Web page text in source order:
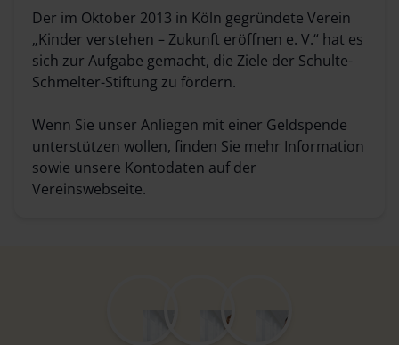
Der im Oktober 2013 in Köln gegründete Verein
„Kinder verstehen – Zukunft eröffnen e. V.“ hat es
sich zur Aufgabe gemacht, die Ziele der Schulte-
Schmelter-Stiftung zu fördern.
Wenn Sie unser Anliegen mit einer Geldspende
unterstützen wollen, finden Sie mehr Information
sowie unsere Kontodaten auf der
Vereinswebseite.